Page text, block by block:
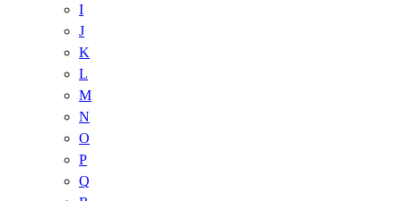
I
J
K
L
M
N
O
P
Q